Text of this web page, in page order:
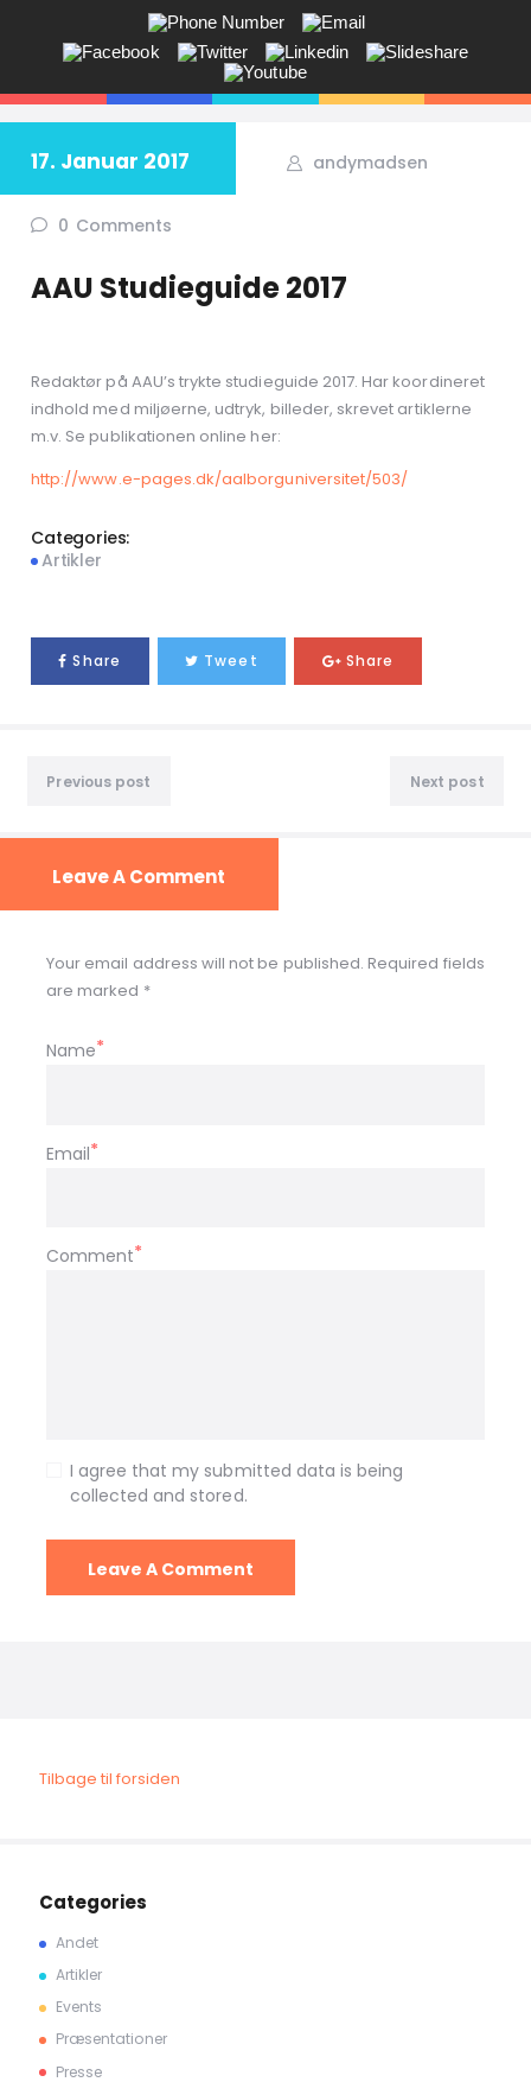
ANDY V.S. MADSEN:
KOMMUNIKATION, COACHING,
EVENTS, NETVÆRK,
Får du ikke sagt tingene på den rigtige måde? Savner du flere kunder
i butikken? Jeg hjælper dig!
17. Januar 2017 andymadsen
0 Comments
AAU Studieguide 2017
Redaktør på AAU’s trykte studieguide 2017. Har koordineret
indhold med miljøerne, udtryk, billeder, skrevet artiklerne
m.v. Se publikationen online her:
http://www.e-pages.dk/aalborguniversitet/503/
Categories:
Artikler
Share Tweet Share
Previous post Next post
Leave A Comment
Your email address will not be published. Required fields
are marked *
Name
Email
Comment
I agree that my submitted data is being
collected and stored.
Tilbage til forsiden
Categories
Andet
Artikler
Events
Præsentationer
Presse